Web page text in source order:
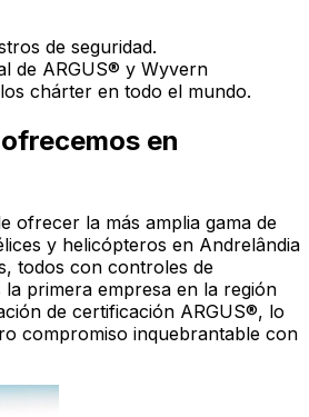
de seguridad.
de ARGUS® y Wyvern
chárter en todo el mundo.
en
ofrecer la más amplia gama de
y helicópteros en Andrelândia
todos con controles de
la primera empresa en la región
de certificación ARGUS®, lo
compromiso inquebrantable con